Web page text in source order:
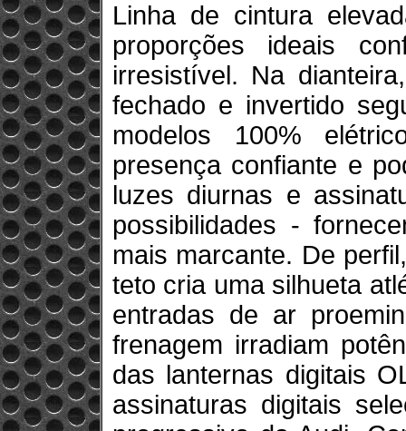
Linha de cintura
proporções ideais
irresistível. Na
fechado e invertido
modelos 100%
presença confiante e
luzes diurnas e
possibilidades -
mais marcante. De
teto cria uma silhueta
entradas de ar
frenagem irradiam
das lanternas digitais
assinaturas digitais